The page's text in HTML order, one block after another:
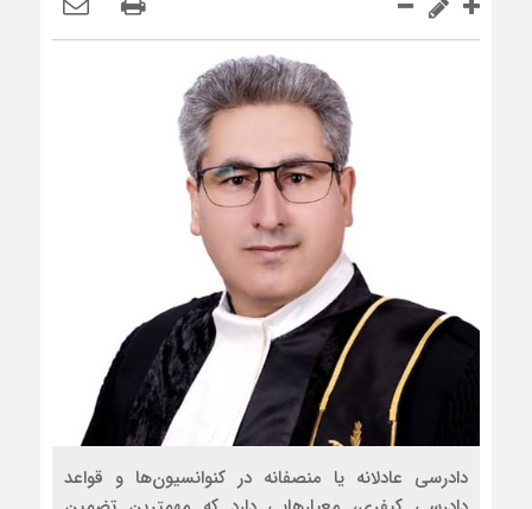
دادرسی عادلانه یا منصفانه در کنوانسیون‌ها و قواعد